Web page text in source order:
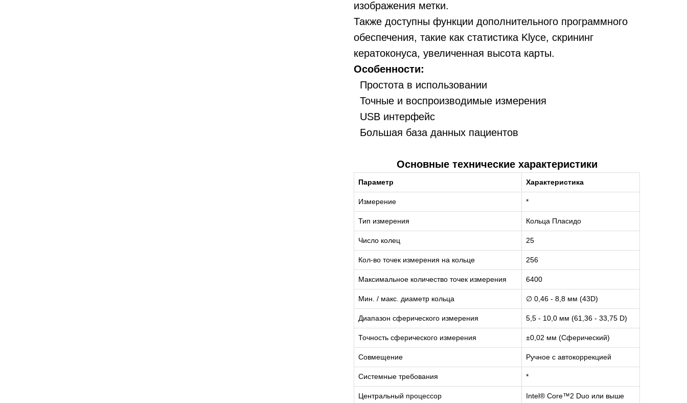
изображения метки.
Также доступны функции дополнительного программного
обеспечения, такие как статистика Klyce, скрининг
кератоконуса, увеличенная высота карты.
Особенности:
Простота в использовании
Точные и воспроизводимые измерения
USB интерфейс
Большая база данных пациентов
Основные технические характеристики
Параметр Характеристика
Измерение *
Тип измерения Кольца Пласидо
Число колец 25
Кол-во точек измерения на кольце 256
Максимальное количество точек измерения 6400
Мин. / макс. диаметр кольца ∅ 0,46 - 8,8 мм (43D)
Диапазон сферического измерения 5,5 - 10,0 мм (61,36 - 33,75 D)
Точность сферического измерения ±0,02 мм (Сферический)
Совмещение Ручное с автокоррекцией
Системные требования *
Центральный процессор Intel® Core™2 Duo или выше